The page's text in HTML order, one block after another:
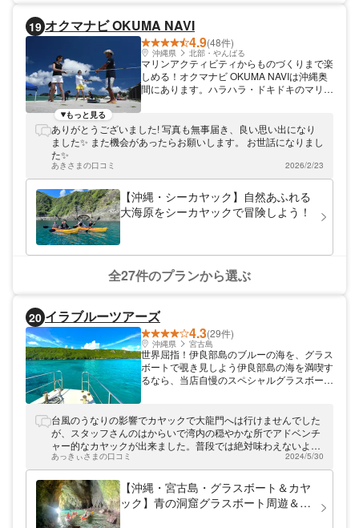
19 オクマナビ OKUMA NAVI
4.9(48件)
沖縄県 北部・やんばる
マリンアクティビティからものづくりまで楽
しめる！オクマナビ OKUMA NAVIは沖縄奥
間にあります。ハラハラ・ドキドキのマリン
ます！
もっと見る
ありがとうございました! 写真も無事届き、良い思い出になり
ました✨ また機会があったらお願いします。 お世話になりまし
た✨
あきさまの口コミ 2026/2/23
【沖縄・シーカヤック】自然あふれる
大海原をシーカヤックで冒険しよう！
全27件のプランから選ぶ
20 イラブルーツアーズ
4.3(29件)
沖縄県 宮古島
世界屈指！伊良部島のブルーの海を、グラス
ボートで覗き見しよう伊良部島の海を満喫す
るなら、当店自慢のスペシャルグラスボート
ください。
台風のうなりの影響でカヤックで大龍門へは行けませんでした
が、スタッフさんのはからいで湾内の穏やかな所でアドベンチ
ャー的なカヤックが出来ました。普段では絶対味わえないよう
な珊瑚の間を通ったり宮古島の色んな話が聞けたりと楽しい時
間をありがとうございます。まさか宮古島で名古屋の話もいろ
いろと出来て楽しかったです。 次回は大龍門か青の洞窟へ行き
たいと思いますので、またリベンジします！
あっきぃさまの口コミ 2024/5/30
【沖縄・宮古島・グラスボート＆カヤ
ック】青の洞窟グラスボート周遊＆神